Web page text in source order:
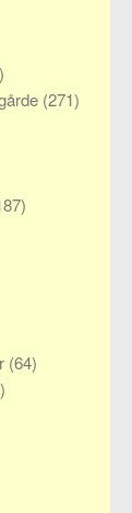
(271)
(64)